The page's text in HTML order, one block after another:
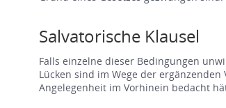
Salvatorische Klausel
Falls einzelne dieser Bedingungen
Lücken sind im Wege der
Angelegenheit im Vorhinein bedacht